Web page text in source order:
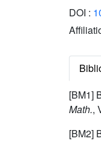
DOI :
[BM1]
Math.,
[BM2]